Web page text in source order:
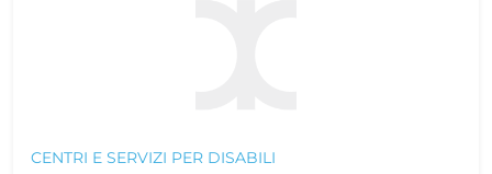
CENTRI E SERVIZI PER DISABILI